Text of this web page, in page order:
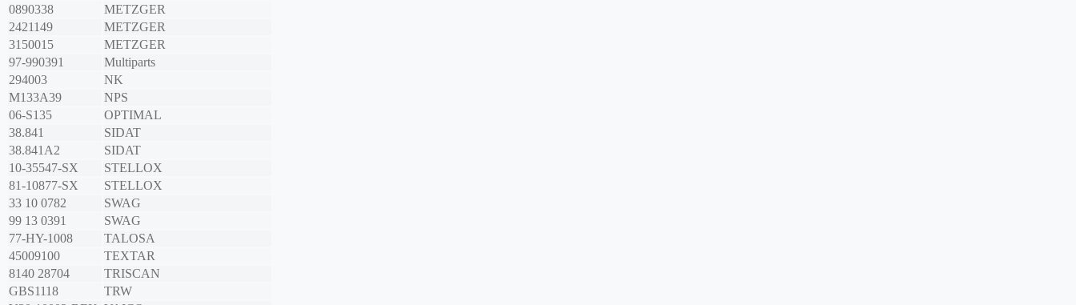
0890338
METZGER
2421149
METZGER
3150015
METZGER
97-990391
Multiparts
294003
NK
M133A39
NPS
06-S135
OPTIMAL
38.841
SIDAT
38.841A2
SIDAT
10-35547-SX
STELLOX
81-10877-SX
STELLOX
33 10 0782
SWAG
99 13 0391
SWAG
77-HY-1008
TALOSA
45009100
TEXTAR
8140 28704
TRISCAN
GBS1118
TRW